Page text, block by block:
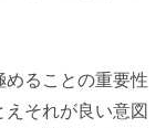
めることの重要性
それが良い意図